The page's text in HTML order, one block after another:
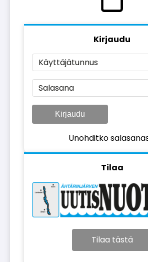
Kirjaudu
Käyttäjätunnus
Salasana
Kirjaudu
Unohditko
Tilaa
Tilaa tästä